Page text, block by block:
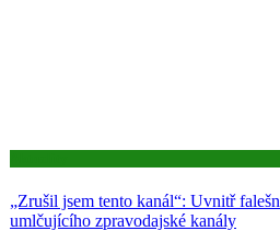
„Zrušil jsem tento kanál“: Uvnitř
umlčujícího zpravodajské kanály